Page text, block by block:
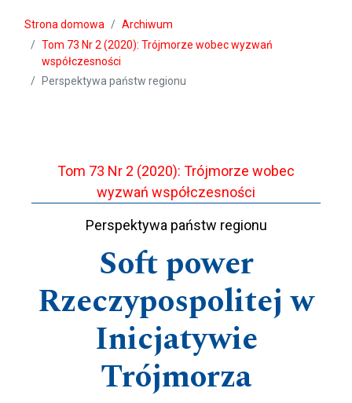
Strona domowa
Archiwum
Tom 73 Nr 2 (2020): Trójmorze wobec wyzwań
współczesności
Perspektywa państw regionu
Tom 73 Nr 2 (2020): Trójmorze wobec
wyzwań współczesności
Perspektywa państw regionu
Soft power
Rzeczypospolitej w
Inicjatywie
Trójmorza